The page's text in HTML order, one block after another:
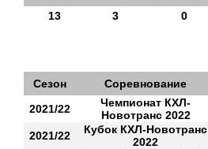
13
3 0
Сезон Соревнование
2021/22
Чемпионат КХЛ-
Новотранс 2022
2021/22
Кубок КХЛ-Новотранс
2022